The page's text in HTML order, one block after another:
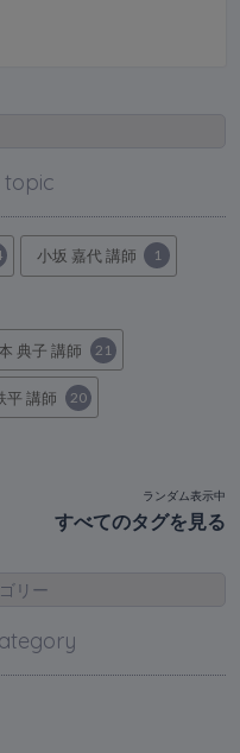
topic
小坂 嘉代 講師 1
典子 講師 21
平 講師 20
ランダム表示中
すべてのタグを見る
リー